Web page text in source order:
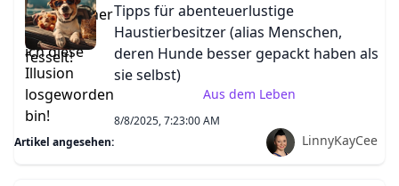
Tipps für abenteuerlustige
Haustierbesitzer (alias Menschen,
deren Hunde besser gepackt haben als
sie selbst)
Aus dem Leben
8/8/2025, 7:23:00 AM
Artikel angesehen:
LinnyKayCee